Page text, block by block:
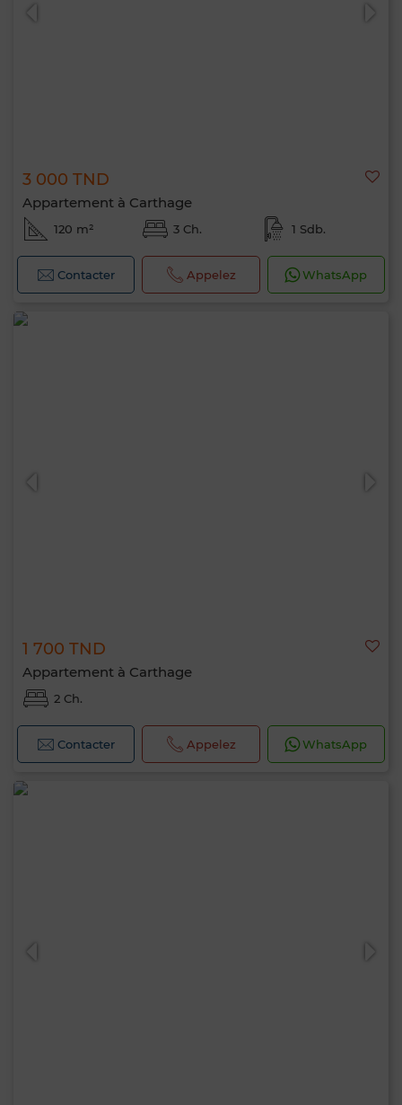
3 000 TND
Appartement à Carthage
120 m² 3 Ch. 1 Sdb.
Contacter Appelez WhatsApp
1 700 TND
Appartement à Carthage
2 Ch.
Contacter Appelez WhatsApp